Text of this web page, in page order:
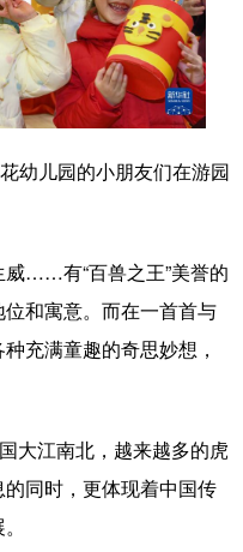
金融 汽车
信息化 数字经济
银龄 溯源中国
能源 会展
亚太网 上市公司
河北 山西
儿园的小朋友们在游园
……有“百兽之王”美誉的
和寓意。而在一首首与
充满童趣的奇思妙想，
大江南北，越来越多的虎
同时，更体现着中国传